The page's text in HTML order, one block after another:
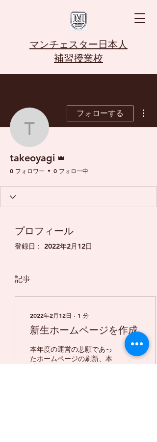
マンチェスター日本人
補習授業校
takeoyagi
フォローする
takeoyagi
0 フォロワー 0 フォロー中
プロフィール
登録日： 2022年2月12日
記事
2022年2月12日 ∙ 1 分
新生ホームページを作成
本年度の運営の悲願であっ
たホームページの刷新、本